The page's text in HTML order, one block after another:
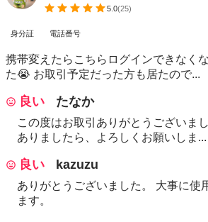
5.0(25)
身分証 電話番号
携帯変えたらこちらログインできなく
た😭 お取引予定だった方も居たので...
良い たなか
この度はお取引ありがとうございま
ありましたら、よろしくお願いしま...
良い kazuzu
ありがとうございました。 大事に使
ます。